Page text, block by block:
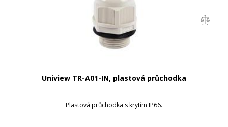
Uniview TR-A01-IN, plastová průchodka
Plastová průchodka s krytím IP66.